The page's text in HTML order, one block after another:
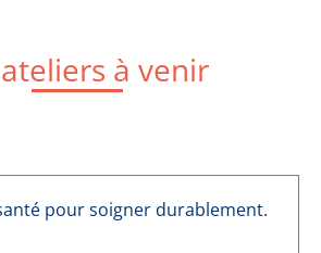
à venir
pour soigner durablement.